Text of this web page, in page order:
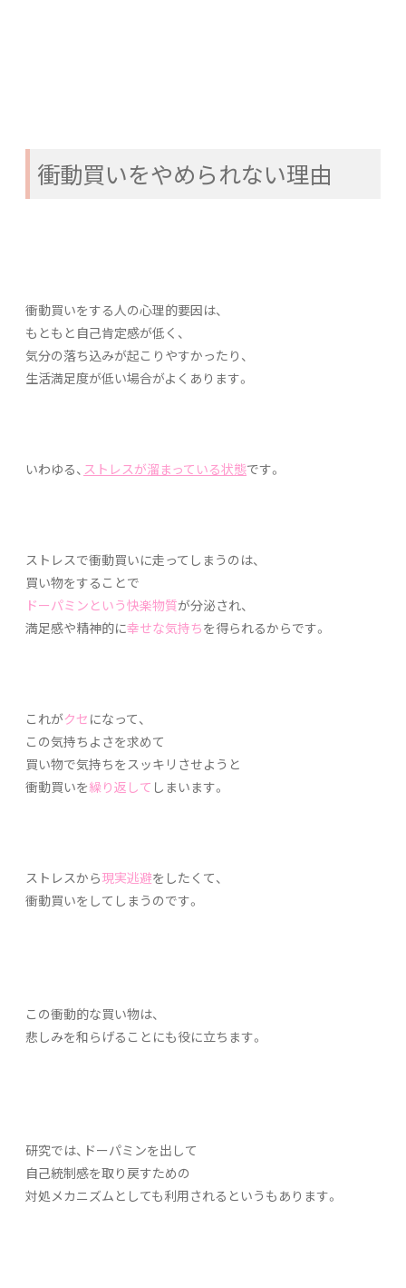
衝動買いをやめられない理由
衝動買いをする人の心理的要因は、
もともと自己肯定感が低く、
気分の落ち込みが起こりやすかったり、
生活満足度が低い場合がよくあります。
いわゆる、 ス トレスが溜まっている状態です。
ストレスで衝動買いに走ってしまうのは、
買い物をすることで
ドーパミンという快楽物質が分泌され、
満足感や精神的に幸せな気持ちを得られるからです。
これがクセ になって、
この気持ちよさを求めて
買い物で気持ちをスッキリさせようと
衝動買いを繰り返して しまいます。
ストレスから現実逃避をしたくて、
衝動買いをしてしまうのです。
この衝動的な買い物は、
悲しみを和らげることにも役に立ちます。
研究では、ドーパミンを出して
自己統制感を取り戻すための
対処メカニズムとしても利用されるというもあります。